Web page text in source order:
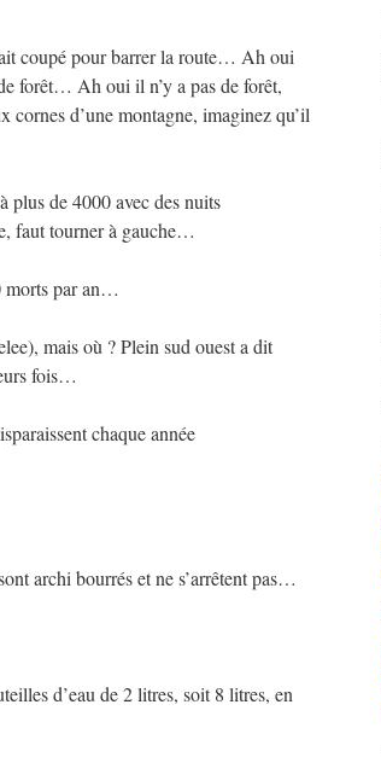
coupé pour barrer la route… Ah oui
forêt… Ah oui il n’y a pas de forêt,
d’une montagne, imaginez qu’il
plus de 4000 avec des nuits
faut tourner à gauche…
morts par an…
mais où ? Plein sud ouest a dit
fois…
chaque année
archi bourrés et ne s’arrêtent pas…
d’eau de 2 litres, soit 8 litres, en